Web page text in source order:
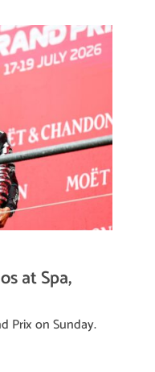
at Spa,
Prix on Sunday.